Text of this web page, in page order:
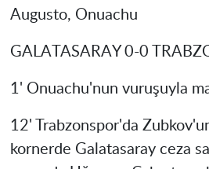
Augusto, Onuachu
GALATASARAY 0-0
1' Onuachu'nun vuruşuyla
12' Trabzonspor'da
kornerde Galatasaray ceza